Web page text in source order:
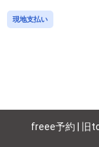
現地支払い
freee予約 | 旧